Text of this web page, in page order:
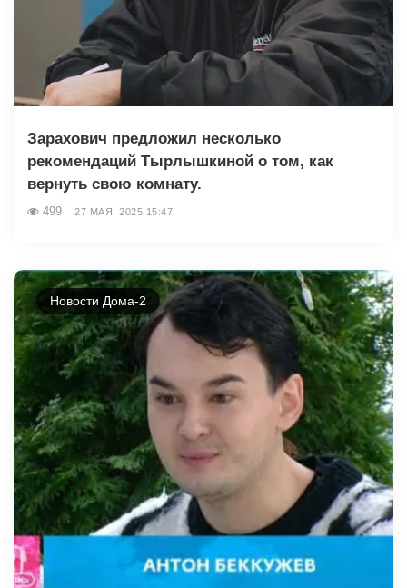
Зарахович предложил несколько
рекомендаций Тырлышкиной о том, как
вернуть свою комнату.
499 27 МАЯ, 2025 15:47
Новости Дома-2